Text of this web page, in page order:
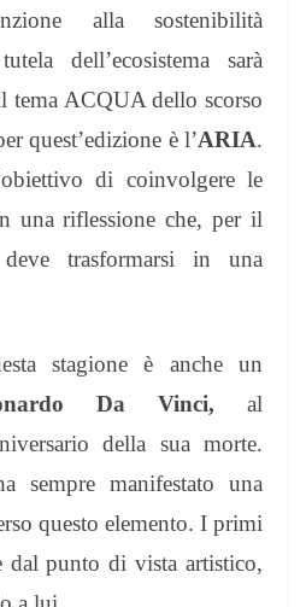
alla sostenibilità
dell’ecosistema sarà
tema ACQUA dello scorso
quest’edizione è l’ARIA.
di coinvolgere le
una riflessione che, per il
trasformarsi in una
stagione è anche un
Da Vinci, al
della sua morte.
sempre manifestato una
questo elemento. I primi
dal punto di vista artistico,